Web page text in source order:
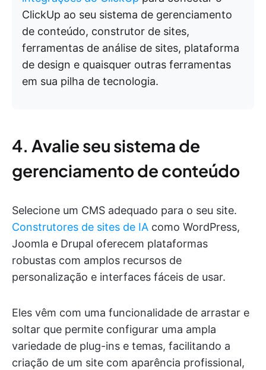
ClickUp ao seu sistema de gerenciamento
de conteúdo, construtor de sites,
ferramentas de análise de sites, plataforma
de design e quaisquer outras ferramentas
em sua pilha de tecnologia.
4. Avalie seu sistema de
gerenciamento de conteúdo
Selecione um CMS adequado para o seu site.
Construtores de sites de IA como WordPress,
Joomla e Drupal oferecem plataformas
robustas com amplos recursos de
personalização e interfaces fáceis de usar.
Eles vêm com uma funcionalidade de arrastar e
soltar que permite configurar uma ampla
variedade de plug-ins e temas, facilitando a
criação de um site com aparência profissional,